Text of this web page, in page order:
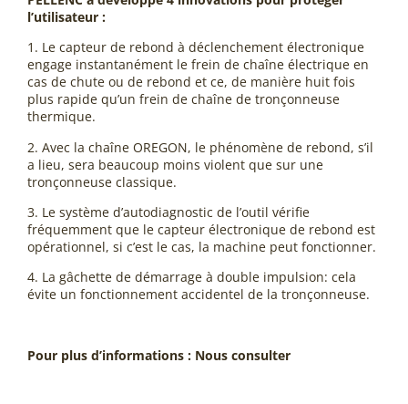
l’utilisateur :
1. Le capteur de rebond à déclenchement électronique
engage instantanément le frein de chaîne électrique en
cas de chute ou de rebond et ce, de manière huit fois
plus rapide qu’un frein de chaîne de tronçonneuse
thermique.
2. Avec la chaîne OREGON, le phénomène de rebond, s’il
a lieu, sera beaucoup moins violent que sur une
tronçonneuse classique.
3. Le système d’autodiagnostic de l’outil vérifie
fréquemment que le capteur électronique de rebond est
opérationnel, si c’est le cas, la machine peut fonctionner.
4. La gâchette de démarrage à double impulsion: cela
évite un fonctionnement accidentel de la tronçonneuse.
Pour plus d’informations : Nous consulter